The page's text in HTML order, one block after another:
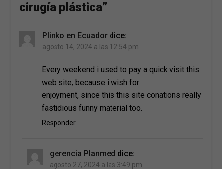
cirugía plástica”
Plinko en Ecuador dice:
agosto 14, 2024 a las 12:54 pm
Every weekend i used to pay a quick visit this
web site, because i wish for
enjoyment, since this this site conations really
fastidious funny material too.
Responder
gerencia Planmed dice:
agosto 27, 2024 a las 3:49 pm